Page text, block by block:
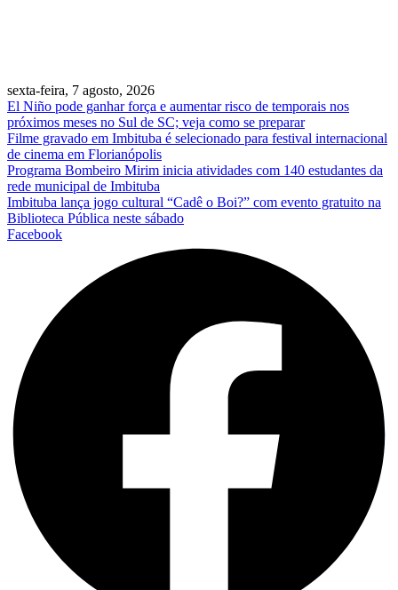
sexta-feira, 7 agosto, 2026
El Niño pode ganhar força e aumentar risco de temporais nos
próximos meses no Sul de SC; veja como se preparar
Filme gravado em Imbituba é selecionado para festival internacional
de cinema em Florianópolis
Programa Bombeiro Mirim inicia atividades com 140 estudantes da
rede municipal de Imbituba
Imbituba lança jogo cultural “Cadê o Boi?” com evento gratuito na
Biblioteca Pública neste sábado
Facebook